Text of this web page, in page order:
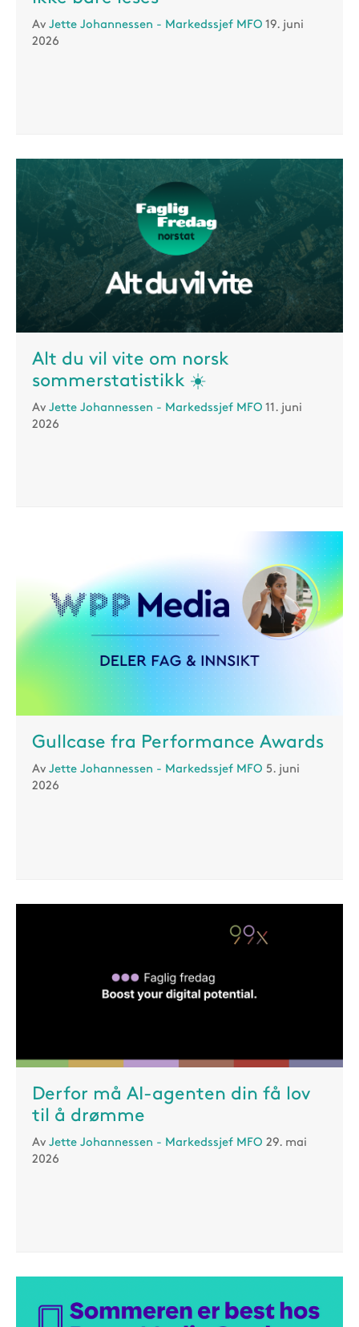
Av Jette Johannessen - Markedssjef MFO 19. juni
2026
Alt du vil vite om norsk
sommerstatistikk ☀️
Av Jette Johannessen - Markedssjef MFO 11. juni
2026
Gullcase fra Performance Awards
Av Jette Johannessen - Markedssjef MFO 5. juni
2026
Derfor må AI-agenten din få lov
til å drømme
Av Jette Johannessen - Markedssjef MFO 29. mai
2026